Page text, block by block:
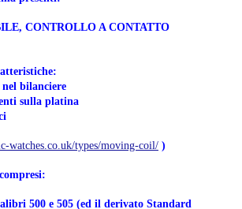
CONTROLLO A CONTATTO
bilanciere
sulla platina
watches.co.uk/types/moving-coil/ )
500 e 505 (ed il derivato Standard